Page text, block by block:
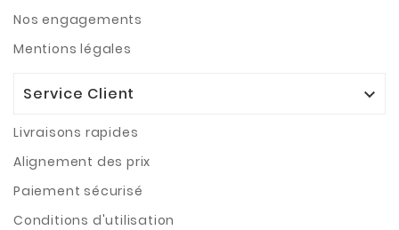
Nos engagements
Mentions légales
Service Client 
Livraisons rapides
Alignement des prix
Paiement sécurisé
Conditions d'utilisation